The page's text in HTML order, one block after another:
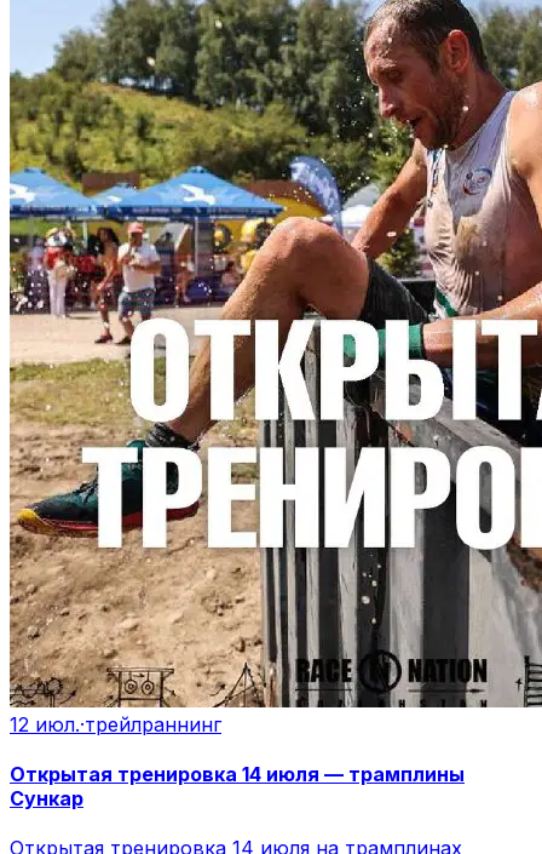
12 июл.·трейлраннинг
Открытая тренировка 14 июля — трамплины
Сункар
Открытая тренировка 14 июля на трамплинах